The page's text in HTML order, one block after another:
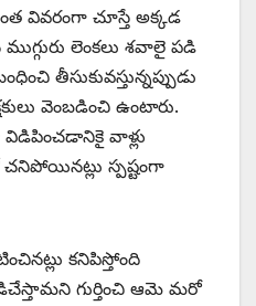
వివరంగా చూస్తే అక్కడ
లెంకలు శవాలై పడి
తీసుకువస్తున్నప్పుడు
వెంబడించి ఉంటారు.
వాళ్లు
స్పష్టంగా
కనిపిస్తోంది
గుర్తించి ఆమె మరో